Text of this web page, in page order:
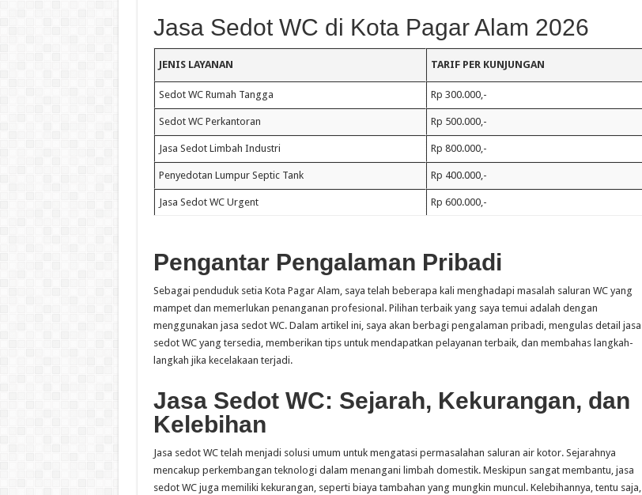
Jasa Sedot WC di Kota Pagar Alam 2026
JENIS LAYANAN TARIF PER KUNJUNGAN
Sedot WC Rumah Tangga Rp 300.000,-
Sedot WC Perkantoran Rp 500.000,-
Jasa Sedot Limbah Industri Rp 800.000,-
Penyedotan Lumpur Septic Tank Rp 400.000,-
Jasa Sedot WC Urgent Rp 600.000,-
Pengantar Pengalaman Pribadi
Sebagai penduduk setia Kota Pagar Alam, saya telah beberapa kali menghadapi masalah saluran WC yang
mampet dan memerlukan penanganan profesional. Pilihan terbaik yang saya temui adalah dengan
menggunakan jasa sedot WC. Dalam artikel ini, saya akan berbagi pengalaman pribadi, mengulas detail jasa
sedot WC yang tersedia, memberikan tips untuk mendapatkan pelayanan terbaik, dan membahas langkah-
langkah jika kecelakaan terjadi.
Jasa Sedot WC: Sejarah, Kekurangan, dan
Kelebihan
Jasa sedot WC telah menjadi solusi umum untuk mengatasi permasalahan saluran air kotor. Sejarahnya
mencakup perkembangan teknologi dalam menangani limbah domestik. Meskipun sangat membantu, jasa
sedot WC juga memiliki kekurangan, seperti biaya tambahan yang mungkin muncul. Kelebihannya, tentu saja,